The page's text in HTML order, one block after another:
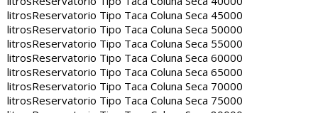
litrosReservatorio Tipo Taca Coluna Seca 45000
litrosReservatorio Tipo Taca Coluna Seca 50000
litrosReservatorio Tipo Taca Coluna Seca 55000
litrosReservatorio Tipo Taca Coluna Seca 60000
litrosReservatorio Tipo Taca Coluna Seca 65000
litrosReservatorio Tipo Taca Coluna Seca 70000
litrosReservatorio Tipo Taca Coluna Seca 75000